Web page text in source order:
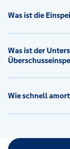
Was ist die
Was ist der
Wie schnell